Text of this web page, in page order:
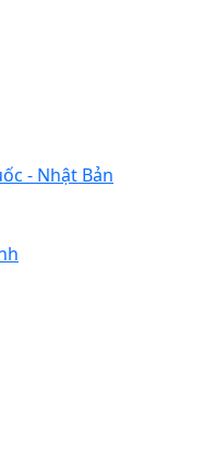
- Nhật Bản